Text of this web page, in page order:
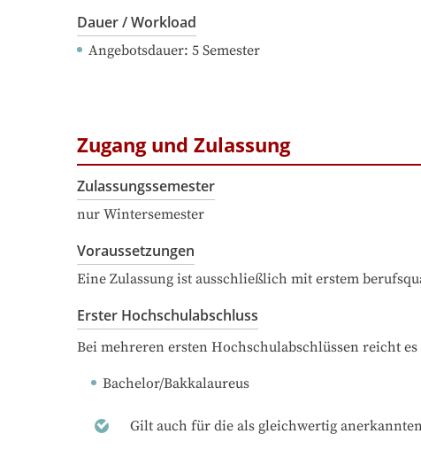
Dauer / Workload
Angebotsdauer: 5 Semester
Zugang und Zulassung
Zulassungssemester
nur Wintersemester
Voraussetzungen
Eine Zulassung ist ausschließlich mit erstem
Erster Hochschulabschluss
Bei mehreren ersten Hochschulabschlüssen reicht
Bachelor/Bakkalaureus
Gilt auch für die als gleichwertig